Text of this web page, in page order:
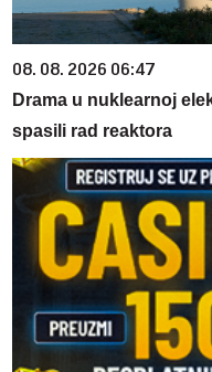
08. 08. 2026 06:47
Drama u nuklearnoj
spasili rad reaktora